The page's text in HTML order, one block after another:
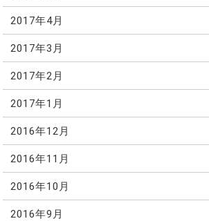
2017年4月
2017年3月
2017年2月
2017年1月
2016年12月
2016年11月
2016年10月
2016年9月